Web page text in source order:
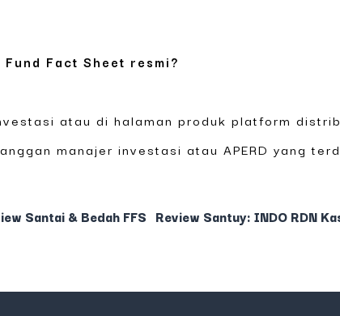
Fact Sheet resmi?
atau di halaman produk platform
manajer investasi atau APERD yang
Santai & Bedah FFS Review Santuy: INDO RDN